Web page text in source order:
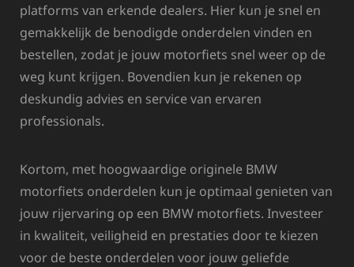
platforms van erkende dealers. Hier kun je snel en
gemakkelijk de benodigde onderdelen vinden en
bestellen, zodat je jouw motorfiets snel weer op de
weg kunt krijgen. Bovendien kun je rekenen op
deskundig advies en service van ervaren
professionals.
Kortom, met hoogwaardige originele BMW
motorfiets onderdelen kun je optimaal genieten van
jouw rijervaring op een BMW motorfiets. Investeer
in kwaliteit, veiligheid en prestaties door te kiezen
voor de beste onderdelen voor jouw geliefde